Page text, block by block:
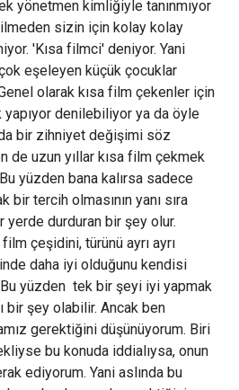
yönetmen kimliğiyle tanınmıyor
sizin için kolay kolay
'Kısa filmci' deniyor. Yani
eşeleyen küçük çocuklar
olarak kısa film çekenler için
yapıyor denilebiliyor ya da öyle
bir zihniyet değişimi söz
de uzun yıllar kısa film çekmek
yüzden bana kalırsa sadece
bir tercih olmasının yanı sıra
durduran bir şey olur.
çeşidini, türünü ayrı ayrı
daha iyi olduğunu kendisi
yüzden tek bir şeyi iyi yapmak
bir şey olabilir. Ancak ben
gerektiğini düşünüyorum. Biri
bu konuda iddialıysa, onun
ediyorum. Yani aslında bu